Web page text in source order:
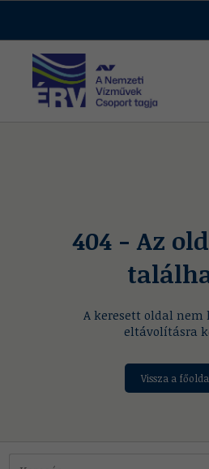
404 - Az
A keresett oldal nem
eltávolításra
Vissza a